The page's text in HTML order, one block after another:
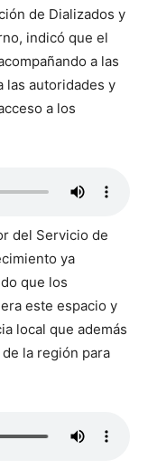
de Dializados y
indicó que el
a las
las autoridades y
a los
del Servicio de
ya
que los
este espacio y
local que además
la región para